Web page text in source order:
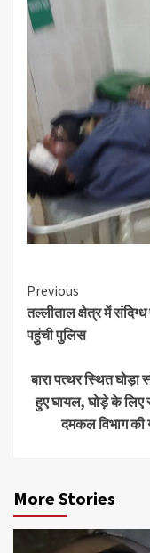
Continue
Reading
Previous
तल्लीताल क्षेत्र में
पहुंची पुलिस
बारा पत्थर स्थित
हुए घायल, घोड़े के लिए
दमकल विभाग की
More Stories